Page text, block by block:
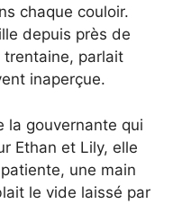
chaque couloir.
depuis près de
trentaine, parlait
inaperçue.
la gouvernante qui
Ethan et Lily, elle
une main
le vide laissé par